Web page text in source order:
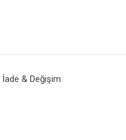
İade & Değişim